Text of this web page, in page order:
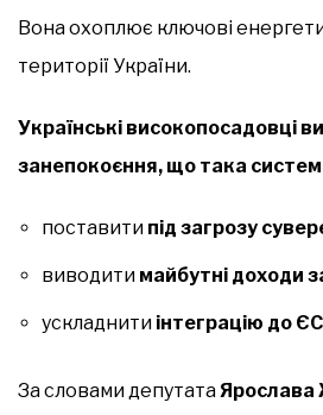
Вона охоплює ключові
території України.
Українські високопосадовці
занепокоєння, що така
поставити під загрозу
виводити майбутні доходи
ускладнити інтеграцію до ЄС
За словами депутатаЯрослава